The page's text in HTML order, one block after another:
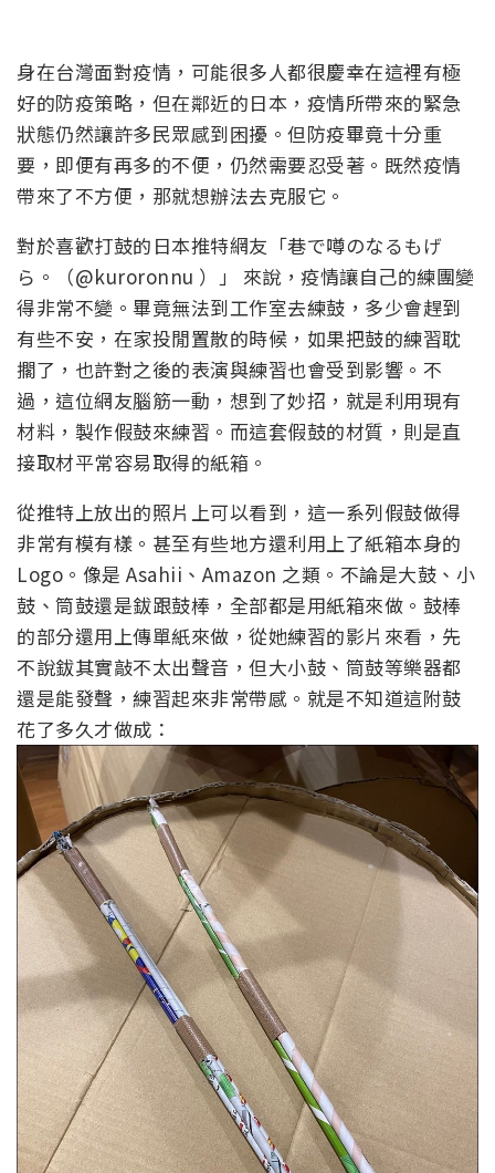
身在台灣面對疫情，可能很多人都很慶幸在這裡有極
好的防疫策略，但在鄰近的日本，疫情所帶來的緊急
狀態仍然讓許多民眾感到困擾。但防疫畢竟十分重
要，即便有再多的不便，仍然需要忍受著。既然疫情
帶來了不方便，那就想辦法去克服它。
對於喜歡打鼓的日本推特網友「巷で噂のなるもげ
ら。（@kuroronnu ）」 來說，疫情讓自己的練團變
得非常不變。畢竟無法到工作室去練鼓，多少會趕到
有些不安，在家投閒置散的時候，如果把鼓的練習耽
擱了，也許對之後的表演與練習也會受到影響。不
過，這位網友腦筋一動，想到了妙招，就是利用現有
材料，製作假鼓來練習。而這套假鼓的材質，則是直
接取材平常容易取得的紙箱。
從推特上放出的照片上可以看到，這一系列假鼓做得
非常有模有樣。甚至有些地方還利用上了紙箱本身的
Logo。像是 Asahii、Amazon 之類。不論是大鼓、小
鼓、筒鼓還是鈸跟鼓棒，全部都是用紙箱來做。鼓棒
的部分還用上傳單紙來做，從她練習的影片來看，先
不說鈸其實敲不太出聲音，但大小鼓、筒鼓等樂器都
還是能發聲，練習起來非常帶感。就是不知道這附鼓
花了多久才做成：